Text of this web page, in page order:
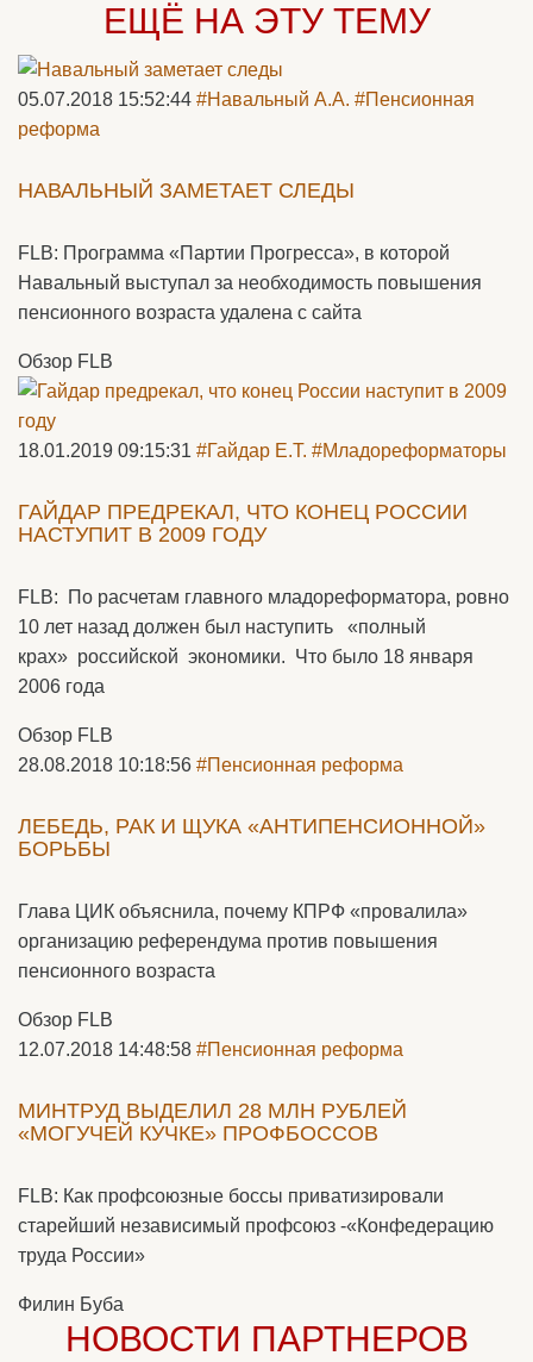
ЕЩЁ НА ЭТУ ТЕМУ
05.07.2018 15:52:44 #Навальный А.А. #Пенсионная
реформа
НАВАЛЬНЫЙ ЗАМЕТАЕТ СЛЕДЫ
FLB: Программа «Партии Прогресса», в которой
Навальный выступал за необходимость повышения
пенсионного возраста удалена с сайта
Обзор FLB
18.01.2019 09:15:31 #Гайдар Е.Т. #Младореформаторы
ГАЙДАР ПРЕДРЕКАЛ, ЧТО КОНЕЦ РОССИИ
НАСТУПИТ В 2009 ГОДУ
FLB: По расчетам главного младореформатора, ровно
10 лет назад должен был наступить «полный
крах» российской экономики. Что было 18 января
2006 года
Обзор FLB
28.08.2018 10:18:56 #Пенсионная реформа
ЛЕБЕДЬ, РАК И ЩУКА «АНТИПЕНСИОННОЙ»
БОРЬБЫ
Глава ЦИК объяснила, почему КПРФ «провалила»
организацию референдума против повышения
пенсионного возраста
Обзор FLB
12.07.2018 14:48:58 #Пенсионная реформа
МИНТРУД ВЫДЕЛИЛ 28 МЛН РУБЛЕЙ
«МОГУЧЕЙ КУЧКЕ» ПРОФБОССОВ
FLB: Как профсоюзные боссы приватизировали
старейший независимый профсоюз -«Конфедерацию
труда России»
Филин Буба
НОВОСТИ ПАРТНЕРОВ